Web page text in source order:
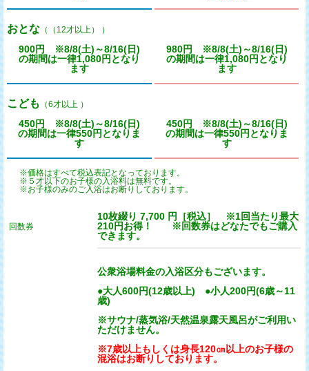
おとな （（12才以上） ）
900円 ※8/8(土)～8/16(日)
の期間は一律1,080円となり
ます
980円 ※8/8(土)～8/16(日)
の期間は一律1,080円となり
ます
こども （6才以上 ）
450円 ※8/8(土)～8/16(日)
の期間は一律550円となりま
す
450円 ※8/8(土)～8/16(日)
の期間は一律550円となりま
す
※価格はすべて税込表記となっております。
※５才以下のお子様の入浴料は無料です。
※お子様のみのご入浴はお断りしております。
回数券
10枚綴り 7,700 円［税込］ ※1回当たり最大
210円お得！ ※回数券はどなたでもご購入
できます。
公衆浴場料金の入浴区分もございます。
●大人600円(12歳以上) ●小人200円(6歳～11
歳)
※サウナ/蒸気浴/天然温泉露天風呂がご利用い
ただけません。
※7歳以上もしくは身長120㎝以上のお子様の
混浴はお断りしております。